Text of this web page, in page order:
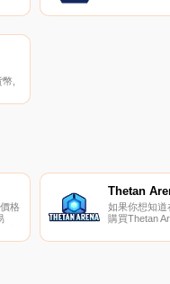
轉
作為地圖,它
,
格
在
Thetan
如果你想知道
購買Thetan
貨幣交易所是